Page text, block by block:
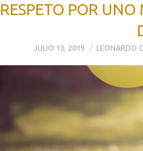
RESPETO POR UNO
JULIO 13, 2019 LEONARDO